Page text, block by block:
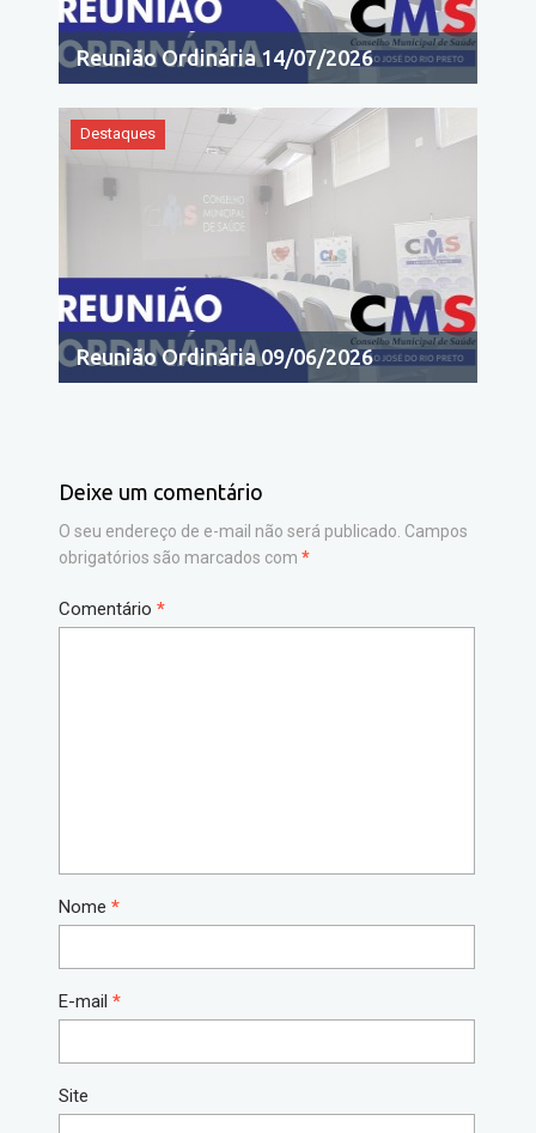
Reunião Ordinária 14/07/2026
Destaques
Reunião Ordinária 09/06/2026
Deixe um comentário
O seu endereço de e-mail não será publicado. Campos
obrigatórios são marcados com *
Comentário *
Nome *
E-mail *
Site